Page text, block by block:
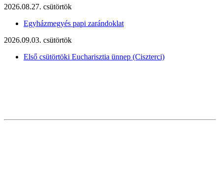
2026.08.27. csütörtök
Egyházmegyés papi zarándoklat
2026.09.03. csütörtök
Első csütörtöki Eucharisztia ünnep (Ciszterci)